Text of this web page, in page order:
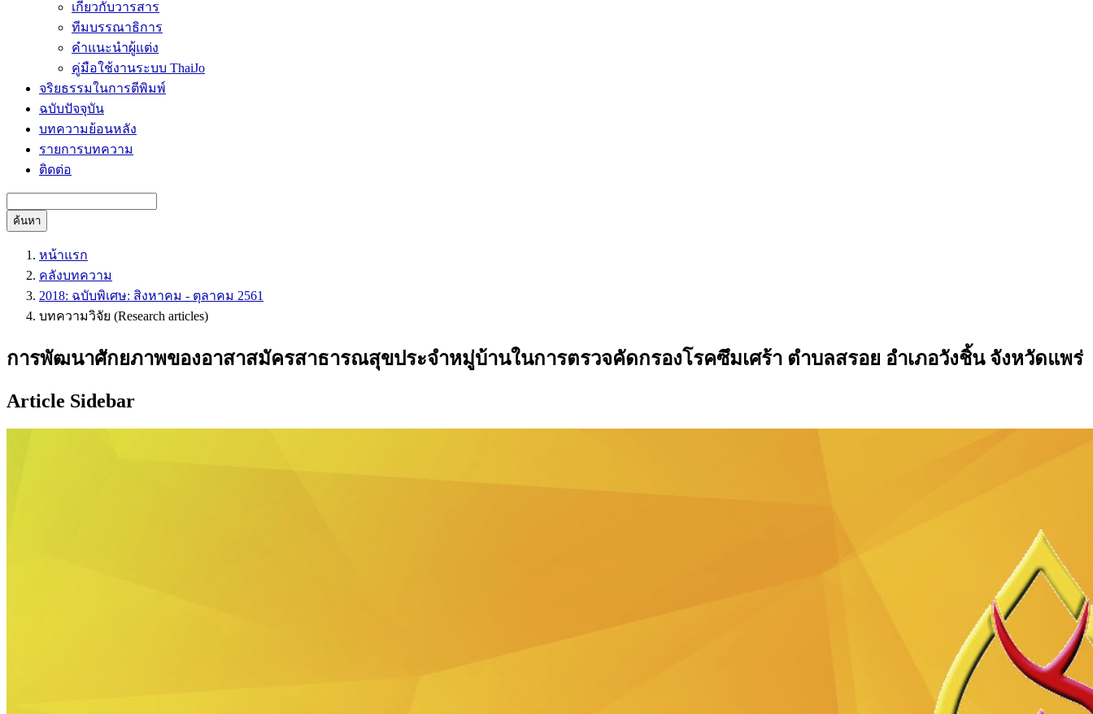
เกี่ยวกับวารสาร
ทีมบรรณาธิการ
คำแนะนำผู้แต่ง
คู่มือใช้งานระบบ ThaiJo
จริยธรรมในการตีพิมพ์
ฉบับปัจจุบัน
บทความย้อนหลัง
รายการบทความ
ติดต่อ
ค้นหา
หน้าแรก
คลังบทความ
2018: ฉบับพิเศษ: สิงหาคม - ตุลาคม 2561
บทความวิจัย (Research articles)
การพัฒนาศักยภาพของอาสาสมัครสาธารณสุขประจำหมู่บ้านในการตรวจคัดกรองโรคซึมเศร้า ตำบลสรอย อำเภอวังชิ้น จังหวัดแพร่
Article Sidebar